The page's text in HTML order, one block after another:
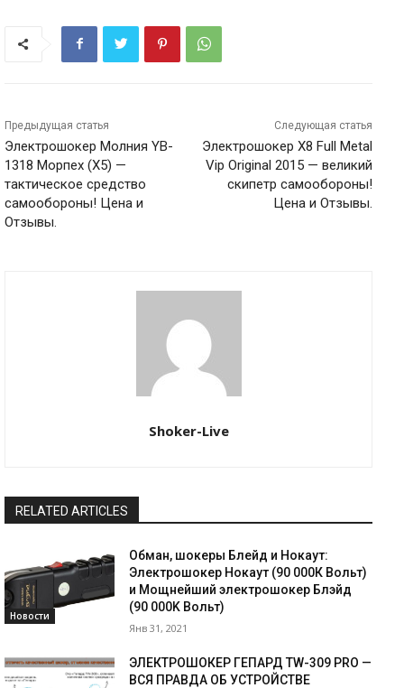
Предыдущая статья
Электрошокер Молния YB-
1318 Морпех (Х5) —
тактическое средство
самообороны! Цена и
Отзывы.
Следующая статья
Электрошокер Х8 Full Metal
Vip Original 2015 — великий
скипетр самообороны!
Цена и Отзывы.
Shoker-Live
RELATED ARTICLES
Новости
Обман, шокеры Блейд и Нокаут:
Электрошокер Нокаут (90 000К Вольт)
и Мощнейший электрошокер Блэйд
(90 000K Вольт)
Янв 31, 2021
ЭЛЕКТРОШОКЕР ГЕПАРД TW-309 PRO —
ВСЯ ПРАВДА ОБ УСТРОЙСТВЕ